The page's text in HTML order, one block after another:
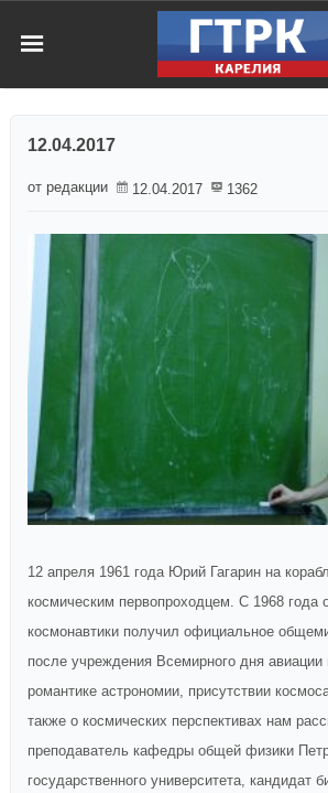
12.04.2017
от редакции 12.04.2017 1362
12 апреля 1961 года Юрий Гагарин на
космическим первопроходцем. С 1968 года
космонавтики получил официальное
после учреждения Всемирного дня
романтике астрономии, присутствии
также о космических перспективах нам
преподаватель кафедры общей физики
государственного университета, кандидат